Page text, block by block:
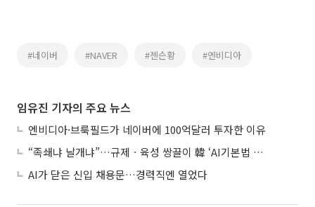
#네이버 #NAVER #젠슨황 #엔비디아
임유진 기자의 주요 뉴스
엔비디아·브룩필드가 네이버에 100억달러 투자한 이유
“족쇄냐 날개냐”…규제ㆍ육성 쌍끌이 韓 ‘AI기본법 개정안’ 오늘 시행
AI가 닫은 신입 채용문…경력직엔 열었다